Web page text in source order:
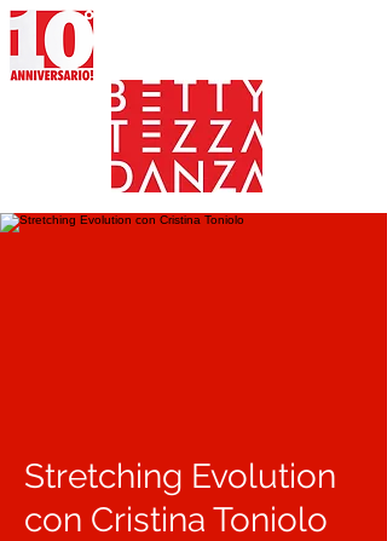
Stretching Evolution
con Cristina Toniolo